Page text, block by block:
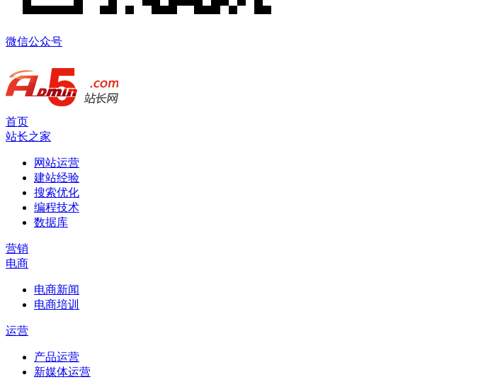
微信公众号
首页
站长之家
网站运营
建站经验
搜索优化
编程技术
数据库
营销
电商
电商新闻
电商培训
运营
产品运营
新媒体运营